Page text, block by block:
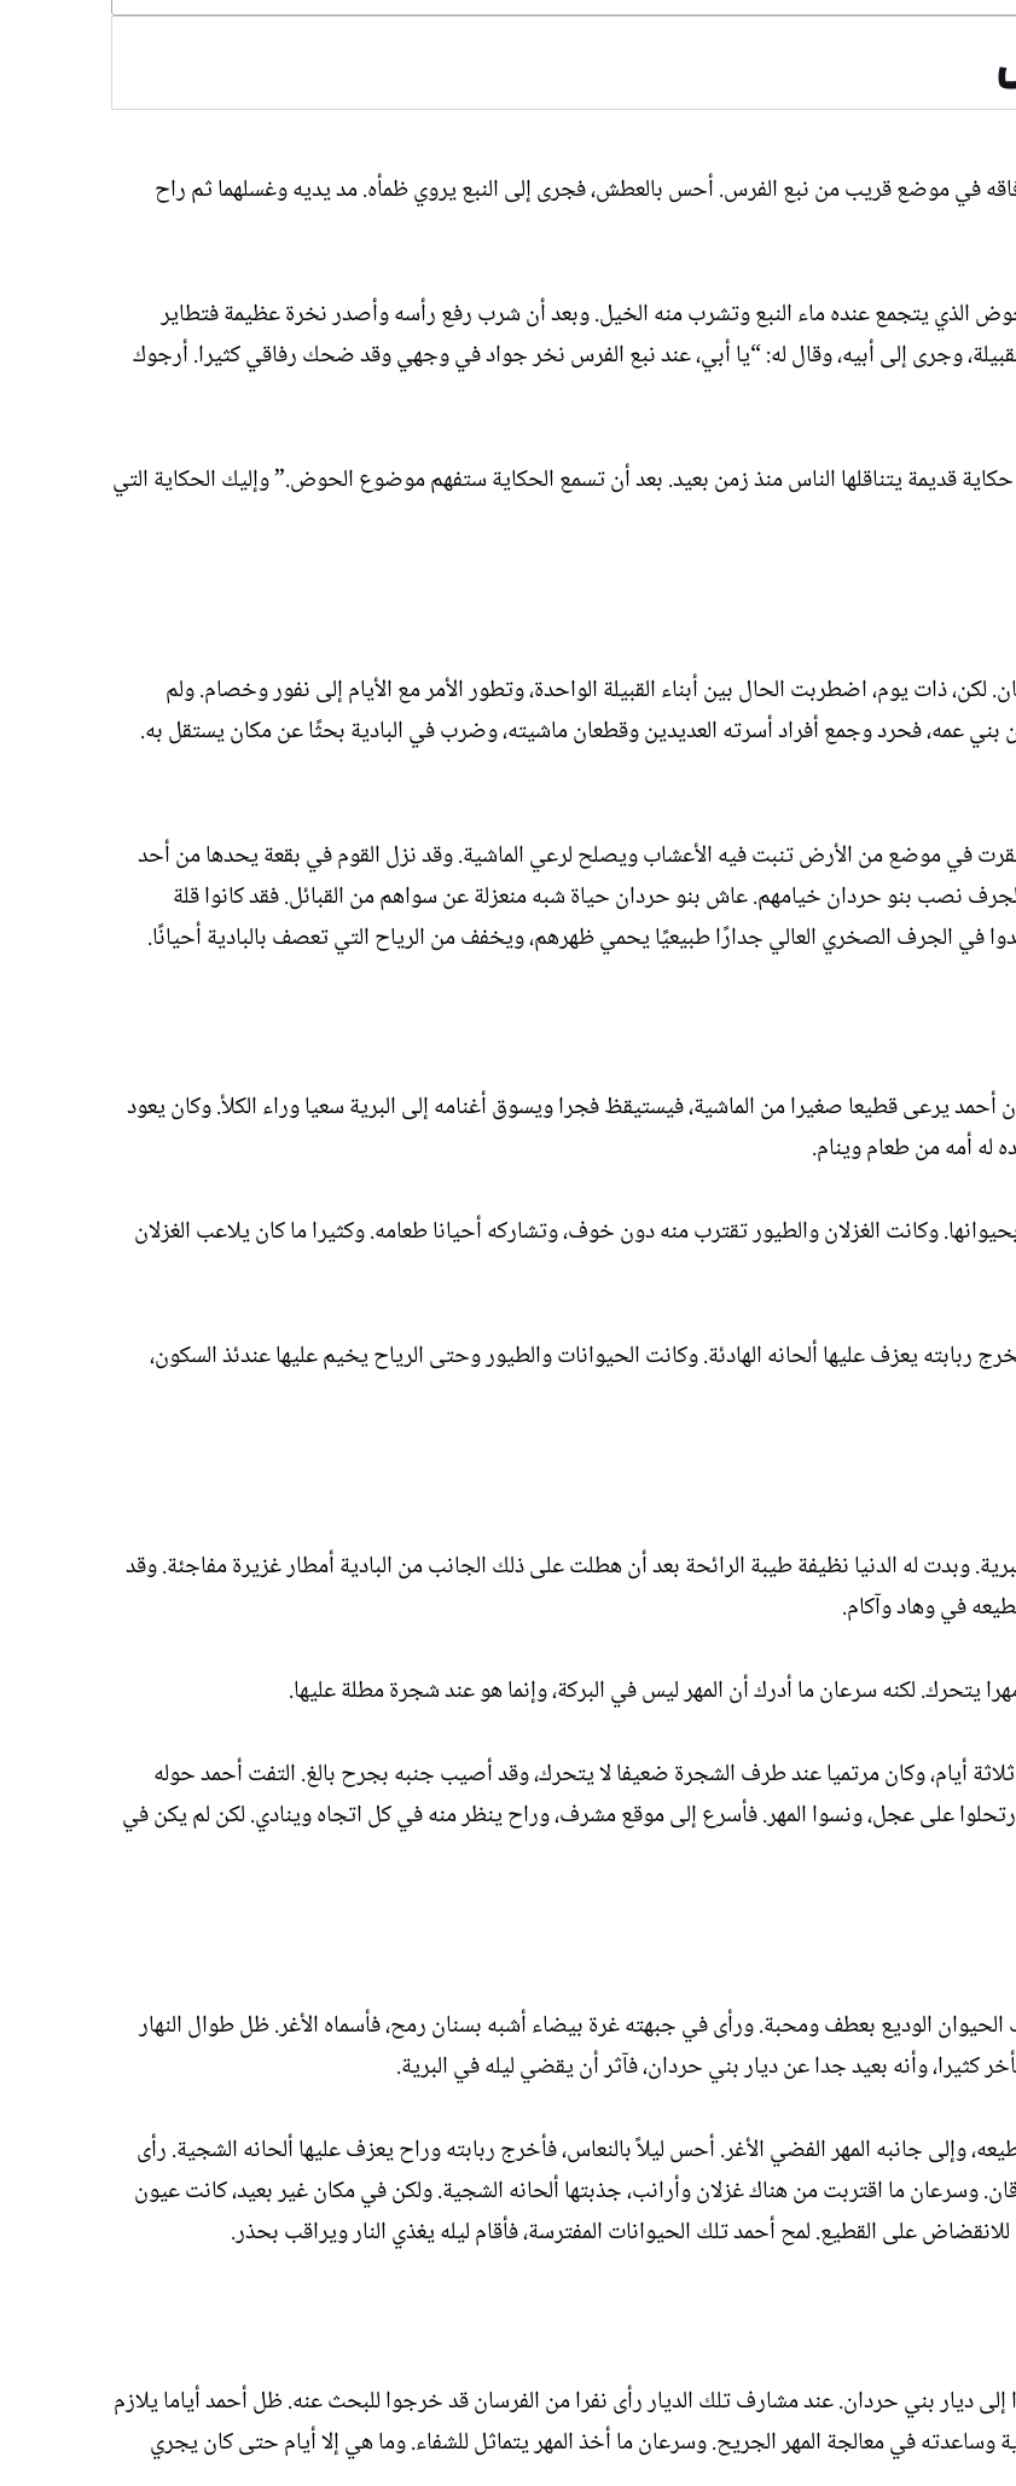
في موضع قريب من نبع الفرس. أحس بالعطش، فجرى إلى النبع يروي ظمأه. مد يديه وغسلهما ثم راح
الذي يتجمع عنده ماء النبع وتشرب منه الخيل. وبعد أن شرب رفع رأسه وأصدر نخرة عظيمة فتطاير
وجرى إلى أبيه، وقال له: “يا أبي، عند نبع الفرس نخر جواد في وجهي وقد ضحك رفاقي كثيرا. أرجوك
قديمة يتناقلها الناس منذ زمن بعيد. بعد أن تسمع الحكاية ستفهم موضوع الحوض.” وإليك الحكاية التي
ذات يوم، اضطربت الحال بين أبناء القبيلة الواحدة، وتطور الأمر مع الأيام إلى نفور وخصام. ولم
عمه، فحرد وجمع أفراد أسرته العديدين وقطعان ماشيته، وضرب في البادية بحثًا عن مكان يستقل به.
في موضع من الأرض تنبت فيه الأعشاب ويصلح لرعي الماشية. وقد نزل القوم في بقعة يحدها من أحد
نصب بنو حردان خيامهم. عاش بنو حردان حياة شبه منعزلة عن سواهم من القبائل. فقد كانوا قلة
في الجرف الصخري العالي جدارًا طبيعيًا يحمي ظهرهم، ويخفف من الرياح التي تعصف بالبادية أحيانًا.
يرعى قطيعا صغيرا من الماشية، فيستيقظ فجرا ويسوق أغنامه إلى البرية سعيا وراء الكلأ. وكان يعود
له أمه من طعام وينام.
وكانت الغزلان والطيور تقترب منه دون خوف، وتشاركه أحيانا طعامه. وكثيرا ما كان يلاعب الغزلان
ربابته يعزف عليها ألحانه الهادئة. وكانت الحيوانات والطيور وحتى الرياح يخيم عليها عندئذ السكون،
وبدت له الدنيا نظيفة طيبة الرائحة بعد أن هطلت على ذلك الجانب من البادية أمطار غزيرة مفاجئة. وقد
في وهاد وآكام.
يتحرك. لكنه سرعان ما أدرك أن المهر ليس في البركة، وإنما هو عند شجرة مطلة عليها.
أيام، وكان مرتميا عند طرف الشجرة ضعيفا لا يتحرك، وقد أصيب جنبه بجرح بالغ. التفت أحمد حوله
على عجل، ونسوا المهر. فأسرع إلى موقع مشرف، وراح ينظر منه في كل اتجاه وينادي. لكن لم يكن في
الوديع بعطف ومحبة. ورأى في جبهته غرة بيضاء أشبه بسنان رمح، فأسماه الأغر. ظل طوال النهار
كثيرا، وأنه بعيد جدا عن ديار بني حردان، فآثر أن يقضي ليله في البرية.
جانبه المهر الفضي الأغر. أحس ليلاً بالنعاس، فأخرج ربابته وراح يعزف عليها ألحانه الشجية. رأى
وسرعان ما اقتربت من هناك غزلان وأرانب، جذبتها ألحانه الشجية. ولكن في مكان غير بعيد، كانت عيون
على القطيع. لمح أحمد تلك الحيوانات المفترسة، فأقام ليله يغذي النار ويراقب بحذر.
ديار بني حردان. عند مشارف تلك الديار رأى نفرا من الفرسان قد خرجوا للبحث عنه. ظل أحمد أياما يلازم
وساعدته في معالجة المهر الجريح. وسرعان ما أخذ المهر يتماثل للشفاء. وما هي إلا أيام حتى كان يجري